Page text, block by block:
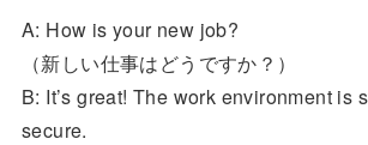
A: How is your new job?
（新しい仕事はどうですか？）
B: It’s great! The work environment is
secure.